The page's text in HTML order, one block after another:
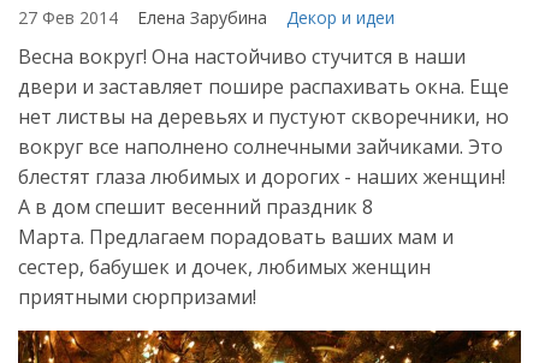
27 Фев 2014 Елена Зарубина Декор и идеи
Весна вокруг! Она настойчиво стучится в наши
двери и заставляет пошире распахивать окна. Еще
нет листвы на деревьях и пустуют скворечники, но
вокруг все наполнено солнечными зайчиками. Это
блестят глаза любимых и дорогих - наших женщин!
А в дом спешит весенний праздник 8
Марта. Предлагаем порадовать ваших мам и
сестер, бабушек и дочек, любимых женщин
приятными сюрпризами!